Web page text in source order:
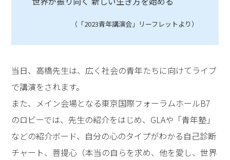
（「2023青年講演会」リーフレットより）
当日、高橋先生は、広く社会の青年たちに向けてライブ
で講演をされます。
また、メイン会場となる東京国際フォーラムホールB7
のロビーでは、先生の紹介をはじめ、GLAや「青年塾」
などの紹介ボード、自分の心のタイプがわかる自己診断
チャート、菩提心（本当の自らを求め、他を愛し、世界